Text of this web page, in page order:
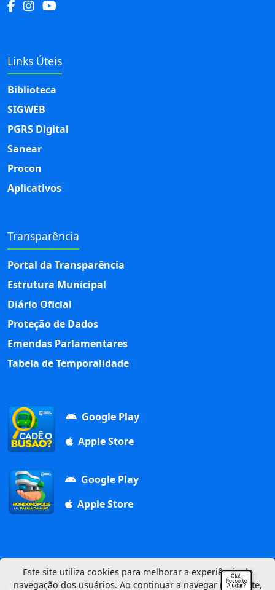
Links Úteis
Biblioteca
SIGWEB
PGRS Digital
Sanear
Procon
Aplicativos
Transparência
Portal da Transparência
Estrutura Municipal
Diário Oficial
Proteção de Dados
Emendas Parlamentares
Tabela de Temporalidade
Google Play
Apple Store
Google Play
Apple Store
Este site utiliza cookies para melhorar a experiência de
navegação dos usuários. Ao continuar a navegar neste site,